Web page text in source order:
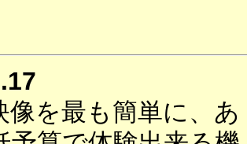
像を最も簡単に、あ